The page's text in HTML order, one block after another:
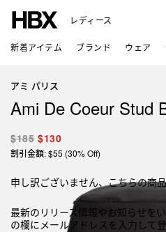
レディース
新着アイテム ブランド ウェア
アミ パリス
Ami De Coeur Stud
$185 $130
割引金額: $55 (30% Off)
申し訳ございません、こちらの商
最新のリリース情報やお知らせを
の欄にメールアドレスを入力して登